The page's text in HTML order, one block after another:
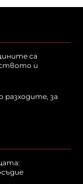
са
и
разходите, за